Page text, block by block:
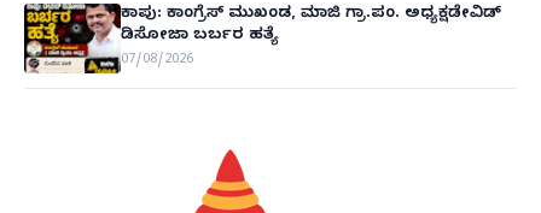
ಕಾಪು: ಕಾಂಗ್ರೆಸ್ ಮುಖಂಡ, ಮಾಜಿ ಗ್ರಾ.ಪಂ. ಅಧ್ಯಕ್ಷಡೇವಿಡ್
ಡಿಸೋಜಾ ಬರ್ಬರ ಹತ್ಯೆ
07/08/2026